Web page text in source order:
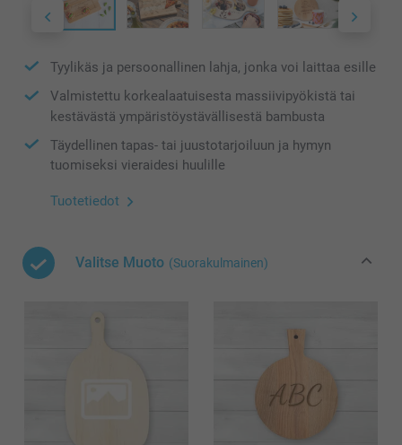
Tyylikäs ja persoonallinen lahja, jonka voi laittaa esille
Valmistettu korkealaatuisesta massiivipyökistä tai
kestävästä ympäristöystävällisestä bambusta
Täydellinen tapas- tai juustotarjoiluun ja hymyn
tuomiseksi vieraidesi huulille
Tuotetiedot
Valitse Muoto (Suorakulmainen)